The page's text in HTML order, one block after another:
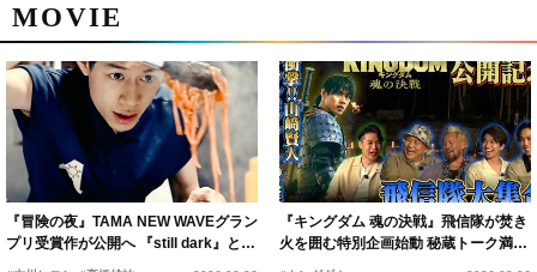
MOVIE
『冒険の夜』TAMA NEW WAVEグラン
プリ受賞作が公開へ 『still dark』と同
時上映決定
『キングダム 魂の決戦』飛信隊が焚き
火を囲む特別企画始動 秘蔵トーク満載
の“キングダムキャンプ”開催